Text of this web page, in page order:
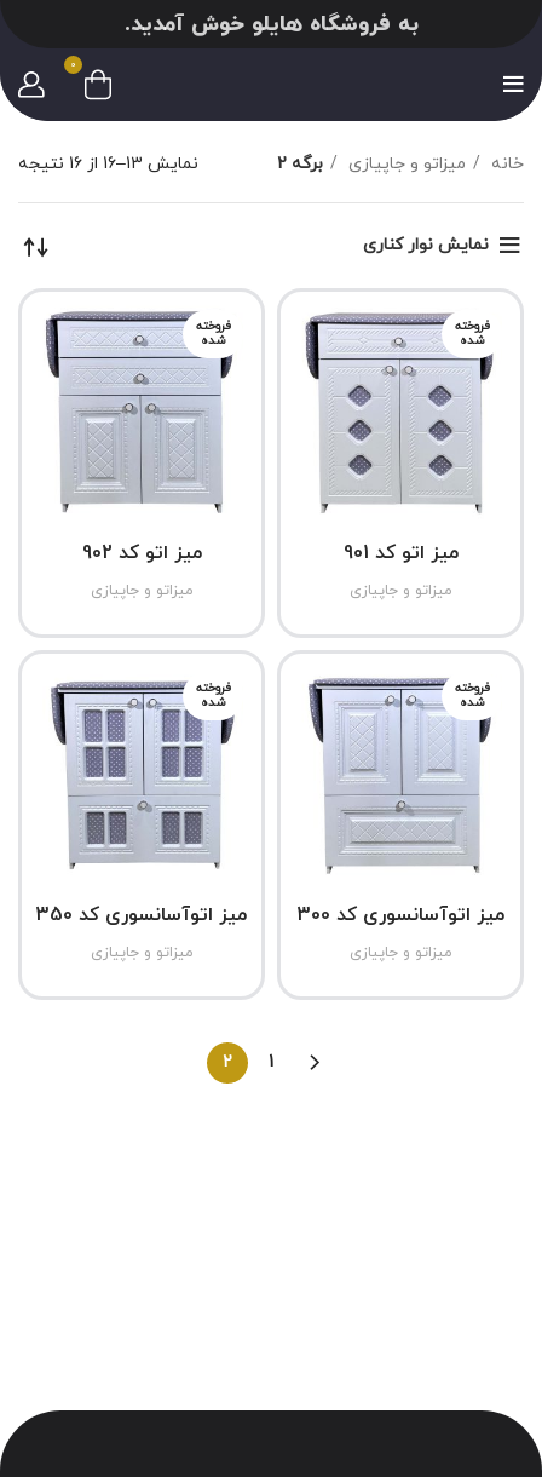
به فروشگاه هایلو خوش آمدید.
0
خانه میزاتو و جاپیازی برگه 2 نمایش 13–16 از 16 نتیجه
نمایش نوار کناری
فروخته
شده
میز اتو کد 901
میزاتو و جاپیازی
فروخته
شده
میز اتو کد 902
میزاتو و جاپیازی
فروخته
شده
میز اتوآسانسوری کد 300
میزاتو و جاپیازی
فروخته
شده
میز اتوآسانسوری کد 350
میزاتو و جاپیازی
1
2